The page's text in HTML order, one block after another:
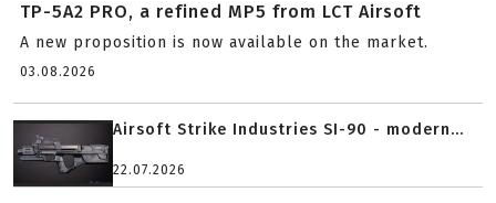
TP-5A2 PRO, a refined MP5 from LCT Airsoft
A new proposition is now available on the market.
03.08.2026
Airsoft Strike Industries SI-90 - modern...
22.07.2026